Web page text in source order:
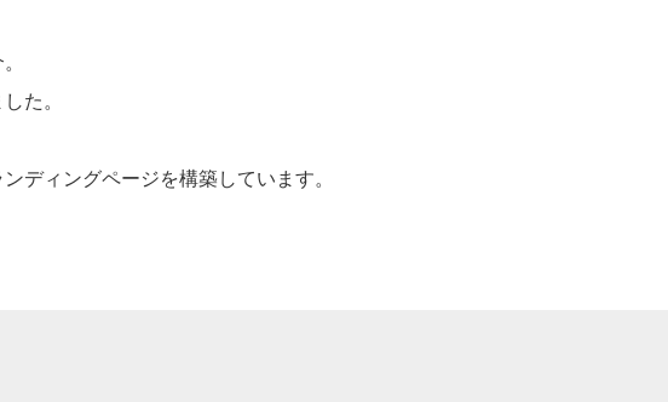
た。
ディングページを構築しています。